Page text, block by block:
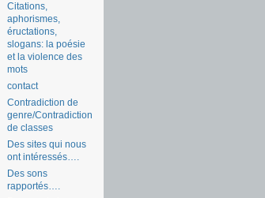
Citations,
aphorismes,
éructations,
slogans: la poésie
et la violence des
mots
contact
Contradiction de
genre/Contradiction
de classes
Des sites qui nous
ont intéressés….
Des sons
rapportés….